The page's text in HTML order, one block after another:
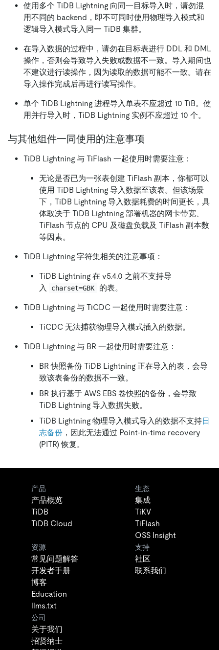
使用多个 TiDB Lightning 向同一目标导入时，请勿混
用不同的 backend，即不可同时使用物理导入模式和
逻辑导入模式导入同一 TiDB 集群。
在导入数据的过程中，请勿在目标表进行 DDL 和 DML
操作，否则会导致导入失败或数据不一致。导入期间也
不建议进行读操作，因为读取的数据可能不一致。请在
导入操作完成后再进行读写操作。
单个 TiDB Lightning 进程导入单表不应超过 10 TiB。使
用并行导入时，TiDB Lightning 实例不应超过 10 个。
与其他组件一同使用的注意事项
TiDB Lightning 与 TiFlash 一起使用时需要注意：
无论是否已为一张表创建 TiFlash 副本，你都可以
使用 TiDB Lightning 导入数据至该表。但该场景
下，TiDB Lightning 导入数据耗费的时间更长，具
体取决于 TiDB Lightning 部署机器的网卡带宽、
TiFlash 节点的 CPU 及磁盘负载及 TiFlash 副本数
等因素。
TiDB Lightning 字符集相关的注意事项：
TiDB Lightning 在 v5.4.0 之前不支持导
入
charset=GBK 的表。
TiDB Lightning 与 TiCDC 一起使用时需要注意：
TiCDC 无法捕获物理导入模式插入的数据。
TiDB Lightning 与 BR 一起使用时需要注意：
BR 快照备份 TiDB Lightning 正在导入的表，会导
致该表备份的数据不一致。
BR 执行基于 AWS EBS 卷快照的备份，会导致
TiDB Lightning 导入数据失败。
TiDB Lightning 物理导入模式导入的数据不支持日
志备份 ，因此无法通过 Point-in-time recovery
(PITR) 恢复。
产品
产品概览
TiDB
TiDB Cloud
生态
集成
TiKV
TiFlash
OSS Insight
资源
常见问题解答
开发者手册
博客
Education
llms.txt
支持
社区
联系我们
公司
关于我们
招贤纳士